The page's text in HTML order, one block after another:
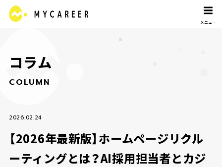
コラム
COLUMN
2026.02.24
【2026年最新版】ホームページリクル
ーティングとは？AI採用担当者とカジ